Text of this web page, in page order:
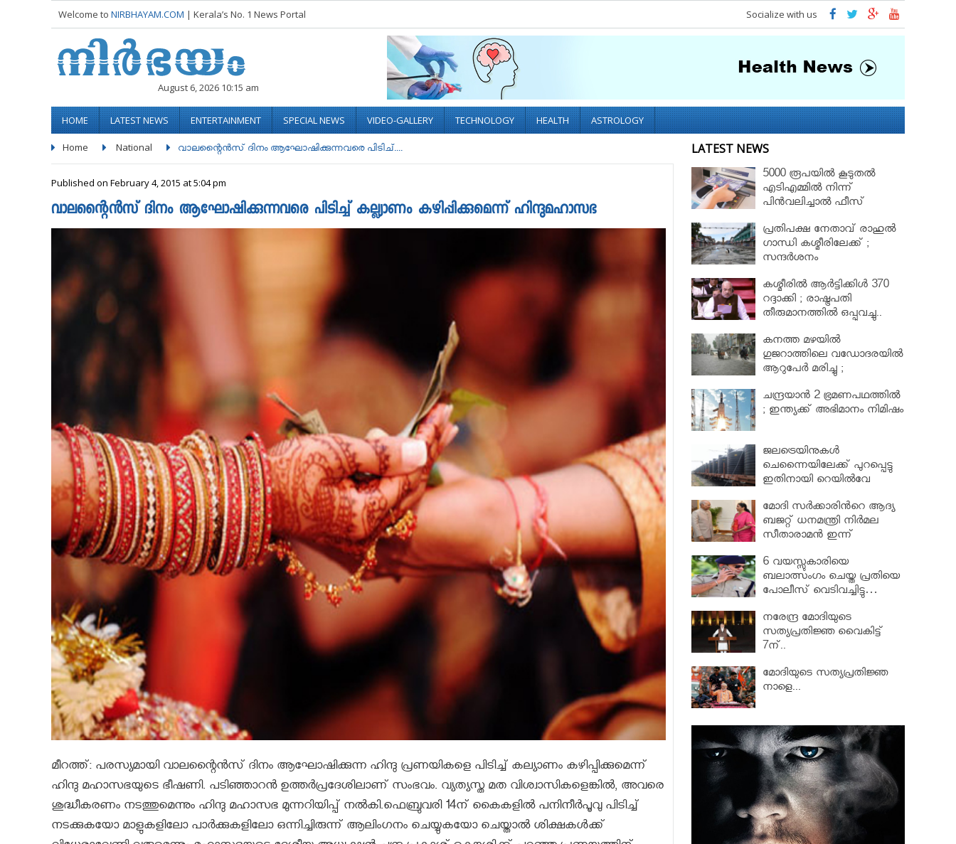
Welcome to NIRBHAYAM.COM | Kerala’s No. 1 News Portal Socialize with us
August 6, 2026 10:15 am
HOME LATEST NEWS ENTERTAINMENT SPECIAL NEWS VIDEO-GALLERY TECHNOLOGY HEALTH ASTROLOGY
Home National വാലന്റൈന്‍സ് ദിനം ആഘോഷിക്കുന്നവരെ പിടിച്....
Published on February 4, 2015 at 5:04 pm
വാലന്റൈന്‍സ് ദിനം ആഘോഷിക്കുന്നവരെ പിടിച്ച് കല്ല്യാണം കഴിപ്പിക്കുമെന്ന് ഹിന്ദുമഹാസഭ
മീറത്ത്: പരസ്യമായി വാലന്റൈന്‍സ് ദിനം ആഘോഷിക്കുന്ന ഹിന്ദു പ്രണയികളെ പിടിച്ച് കല്യാണം കഴിപ്പിക്കുമെന്ന്
ഹിന്ദു മഹാസഭയുടെ ഭീഷണി. പടിഞ്ഞാറന്‍ ഉത്തര്‍പ്രദേശിലാണ് സംഭവം. വ്യത്യസ്ത മത വിശ്വാസികളെങ്കില്‍, അവരെ
ശുദ്ധീകരണം നടത്തുമെന്നും ഹിന്ദു മഹാസഭ മുന്നറിയിപ്പ് നല്‍കി.ഫെബ്രുവരി 14ന് കൈകളില്‍ പനിനീര്‍പൂവു പിടിച്ച്
നടക്കുകയോ മാളുകളിലോ പാര്‍ക്കുകളിലോ ഒന്നിച്ചിരുന്ന് ആലിംഗനം ചെയ്യുകയോ ചെയ്താല്‍ ശിക്ഷകള്‍ക്ക്
LATEST NEWS
5000 രൂപയിൽ കൂടുതൽ
എടിഎമ്മിൽ നിന്ന്
പിൻവലിച്ചാൽ ഫീസ്
പ്രതിപക്ഷ നേതാവ് രാഹുല്‍
ഗാന്ധി കശ്മീരിലേക്ക് ;
സന്ദർശനം
അധികൃതര്‍
കശ്മീരിൽ ആര്‍ട്ടിക്കിള്‍ 370
റദ്ദാക്കി ; രാഷ്ട്രപതി
തീരുമാനത്തില്‍ ഒപ്പുവച്ചു..
കനത്ത മഴയില്‍
ഗുജറാത്തിലെ വഡോദരയില്‍
ആറുപേര്‍ മരിച്ചു ;
ചന്ദ്രയാന്‍ 2 ഭ്രമണപഥത്തിൽ
; ഇന്ത്യക്ക് അഭിമാനം നിമിഷം
ജലട്രെയിനുകള്‍
ചെന്നൈയിലേക്ക് പുറപ്പെട്ടു
ഇതിനായി റെയില്‍വേ
രൂപ
മോദി സര്‍ക്കാരിന്‍റെ ആദ്യ
ബജറ്റ് ധനമന്ത്രി നിര്‍മല
സീതാരാമന്‍ ഇന്ന്
6 വയസ്സുകാരിയെ
ബലാത്സംഗം ചെയ്ത പ്രതിയെ
പോലീസ് വെടിവച്ചിട്ടു…
നരേന്ദ്ര മോദിയുടെ
സത്യപ്രതിജ്ഞ വൈകിട്ട്
7ന്..
മോദിയുടെ സത്യപ്രതിജ്ഞ
നാളെ...